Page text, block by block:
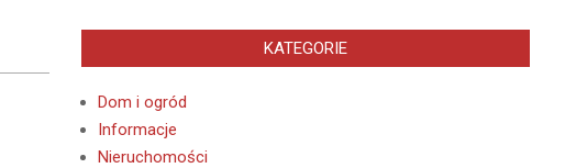
KATEGORIE
Dom i ogród
Informacje
Nieruchomości